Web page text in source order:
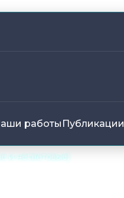
работы Публикации
и несветовые)